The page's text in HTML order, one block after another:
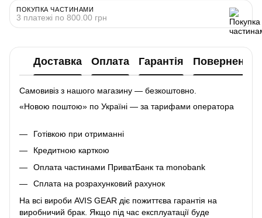
ПОКУПКА ЧАСТИНАМИ
3 платежі по 800.00 грн
Доставка Оплата Гарантія Повернення
Самовивіз з нашого магазину — безкоштовно.
«Новою поштою» по Україні — за тарифами оператора
Готівкою при отриманні
Кредитною карткою
Оплата частинами ПриватБанк та monobank
Сплата на розрахунковий рахунок
На всі вироби AVIS GEAR діє пожиттєва гарантія на
виробничий брак. Якщо під час експлуатації буде